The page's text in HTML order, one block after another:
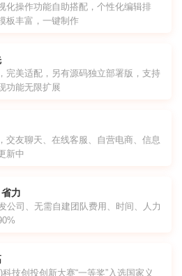
化操作功能自助搭配，个性化编辑排
板丰富，一键制作
完美适配，另有源码独立部署版，支持
功能无限扩展
交友聊天、在线客服、自营电商、信息
新中
力
公司、无需自建团队费用、时间、人力
技创投创新大赛“一等奖”入选国家义